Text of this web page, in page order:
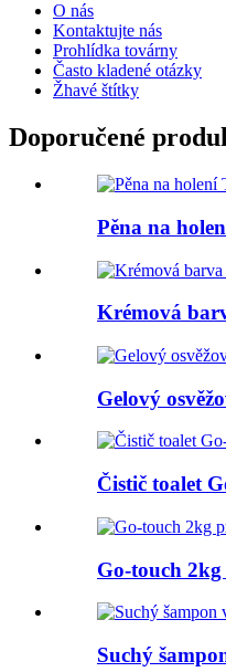
O nás
Kontaktujte nás
Prohlídka továrny
Často kladené otázky
Žhavé štítky
Doporučené
Pěna na
Krémová
Gelový
Čistič toalet
Go-touch
Suchý